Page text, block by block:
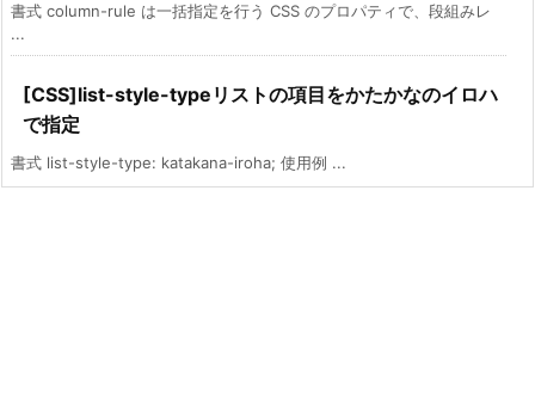
書式 column-rule は一括指定を行う CSS のプロパティで、段組みレ
...
[CSS]list-style-typeリストの項目をかたかなのイロハ
で指定
書式 list-style-type: katakana-iroha; 使用例 ...